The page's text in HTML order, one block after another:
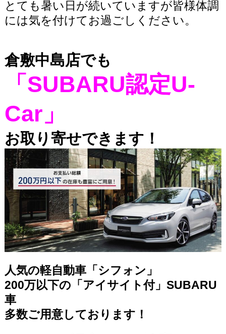
とても暑い日が続いていますが皆様体調
には気を付けてお過ごしください。
倉敷中島店でも
「SUBARU認定U-
Car」
お取り寄せできます！
人気の軽自動車「シフォン」
200万以下の「アイサイト付」SUBARU
車
多数ご用意しております！